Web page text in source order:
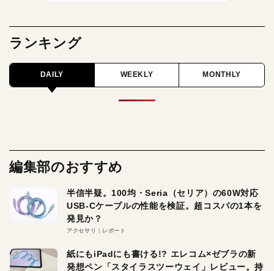
ランキング
DAILY WEEKLY MONTHLY
編集部のおすすめ
半信半疑。100均・Seria（セリア）の60W対応
USB-Cケーブルの性能を検証。超コスパの1本を
発見か？
アクセサリ レポート
紙にもiPadにも書ける!? エレコム×ゼブラの新
発想ペン「スタイラスツーウェイ」レビュー。持